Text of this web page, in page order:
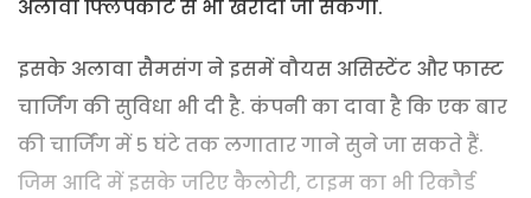
अलावा फ्लिपकार्ट से भी खरीदा जा सकेगा.
इसके अलावा सैमसंग ने इसमें वौयस असिस्टेंट और फास्ट
चार्जिंग की सुविधा भी दी है. कंपनी का दावा है कि एक बार
की चार्जिंग में 5 घंटे तक लगातार गाने सुने जा सकते हैं.
जिम आदि में इसके जरिए कैलोरी, टाइम का भी रिकौर्ड